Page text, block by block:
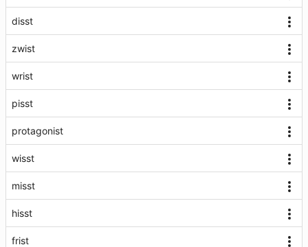
disst
zwist
wrist
pisst
protagonist
wisst
misst
hisst
frist